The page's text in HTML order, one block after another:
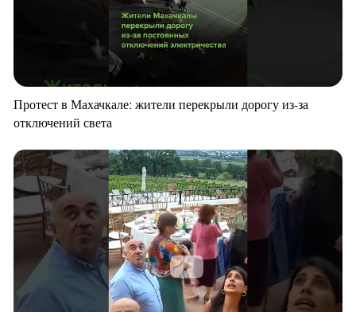
Протест в Махачкале: жители перекрыли дорогу из-за
отключений света